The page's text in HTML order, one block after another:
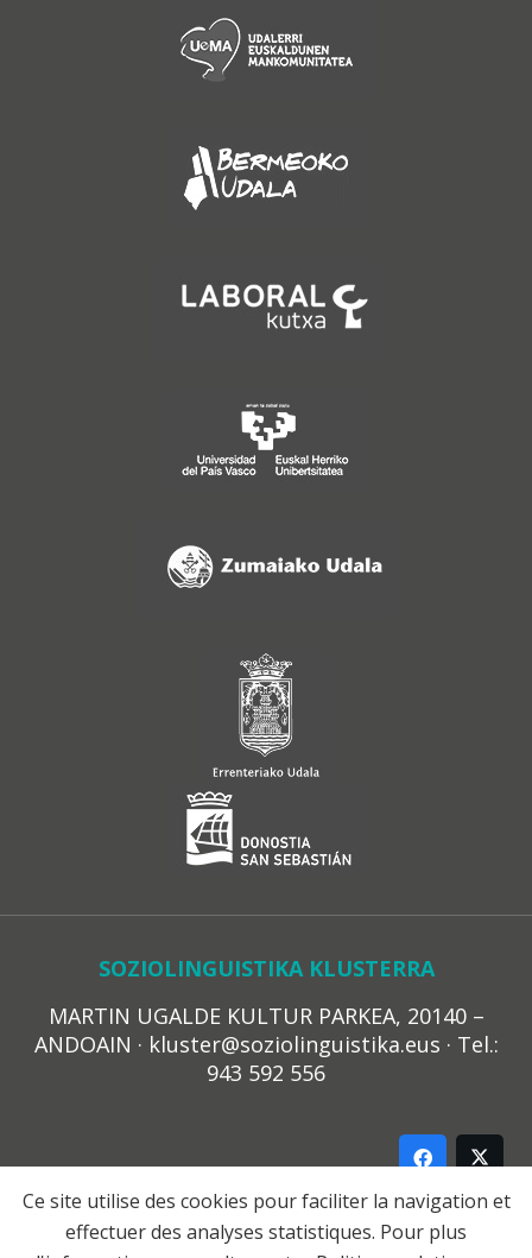
SOZIOLINGUISTIKA KLUSTERRA
MARTIN UGALDE KULTUR PARKEA, 20140 –
ANDOAIN · kluster@soziolinguistika.eus · Tel.:
943 592 556
LEGE OHARRA
Ce site utilise des cookies pour faciliter la navigation et
effectuer des analyses statistiques. Pour plus